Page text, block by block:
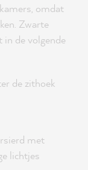
omdat
Zwarte
in de volgende
de zithoek
met
lichtjes